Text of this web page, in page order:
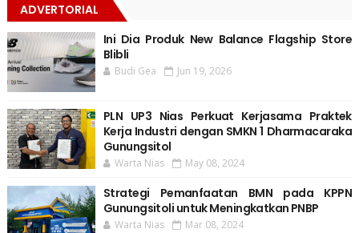
ADVERTORIAL
Ini Dia Produk New Balance Flagship Store
Blibli
Budi Gea Jun 19, 2026
PLN UP3 Nias Perkuat Kerjasama Praktek
Kerja Industri dengan SMKN 1 Dharmacaraka
Gunungsitol
Warta Nias May 08, 2024
Strategi Pemanfaatan BMN pada KPPN
Gunungsitoli untuk Meningkatkan PNBP
Warta Nias Mar 08, 2024